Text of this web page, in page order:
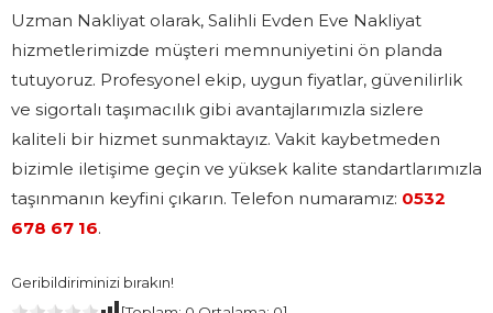
Uzman Nakliyat olarak, Salihli Evden Eve Nakliyat
hizmetlerimizde müşteri memnuniyetini ön planda
tutuyoruz. Profesyonel ekip, uygun fiyatlar, güvenilirlik
ve sigortalı taşımacılık gibi avantajlarımızla sizlere
kaliteli bir hizmet sunmaktayız. Vakit kaybetmeden
bizimle iletişime geçin ve yüksek kalite standartlarımızla
taşınmanın keyfini çıkarın. Telefon numaramız: 0532
678 67 16.
Geribildiriminizi bırakın!